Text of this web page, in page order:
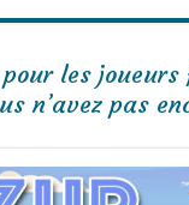
les joueurs
n’avez pas